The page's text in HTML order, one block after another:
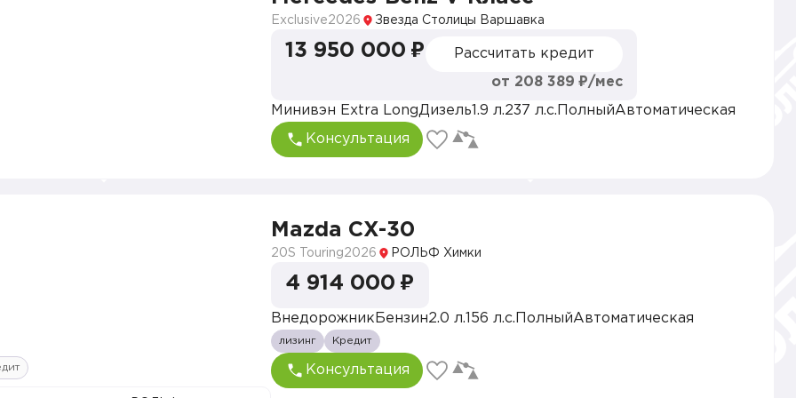
Exclusive2026 Звезда Столицы Варшавка
13 950 000 ₽ Рассчитать кредит
от 208 389 ₽/мес
Минивэн Extra LongДизель 1.9 л.237 л.с. ПолныйАвтоматическая
Консультация
Mazda CX-30
20S Touring2026 РОЛЬФ Химки
4 914 000 ₽
Внедорожник Бензин2.0 л. 156 л.с. ПолныйАвтоматическая
лизинг Кредит
Консультация